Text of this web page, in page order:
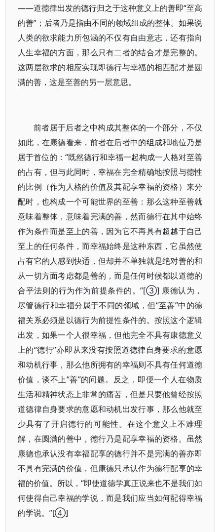
——道德律出发的德行归之于这种意义上的善即“至高
的善”；后者乃是指由不同的领域组成的整体。如果说
人类的欲求能力所包涵的不仅有自由意志，还有指向
人生幸福的方面，那么只有二者的结合才是完整的。
这两层欲求的相应实现即德行与幸福的相匹配才是圆
满的善，这是至善的另一层意思。
前者居于后者之中构成其整体的一个部分，不仅
如此，在康德看来，前者在后者中的组成和地位乃是
居于首位的：“既然德行和幸福一起构成一人格对至善
的占有，但与此同时，幸福在完全精确地按照与德性
的比例（作为人格的价值及其配享幸福的资格）来分
配时，也构成一个可能世界的至善：那么这种至善就
意味着整体，意味着完满的善，然而德行在其中始终
作为条件而是至上的善，因为它不再具有超越于自己
至上的任何条件，而幸福始终是这种东西，它虽然使
占有它的人感到快适，但却并不单独就是绝对善的和
从一切方面考虑都是善的，而是任何时候都以道德的
合乎法则的行为作为前提条件的。”[③] 康德认为，
尽管德行和幸福分属于不同的领域，但“至善”中的德
福关系必须是以德行为前提性条件的。按照这个逻辑
出发，如果一个人很幸福，但他完全不具有康德意义
上的“德行”亦即从来没有按照道德律自身要求的意愿
和动机行事，那么他所拥有的幸福则不具有任何道德
价值，谈不上“善”的问题。反之，即便一个人在物质
生活和精神状态上非常的痛苦，但是只要他曾经按照
道德律自身要求的意愿和动机出发行事，那么他就至
少具有了开启德行的可能性。在这个意义上不难理
解，在圆满的善中，德行乃是配享幸福的资格。虽然
康德也承认没有幸福配享的德行并不是完满的善亦即
不具有完满的价值，但康德只承认作为德行配享的幸
福的价值。所以，“即使道德学真正说来也不是我们如
何使得自己幸福的学说，而是我们应当如何配得幸福
的学说。”[④]